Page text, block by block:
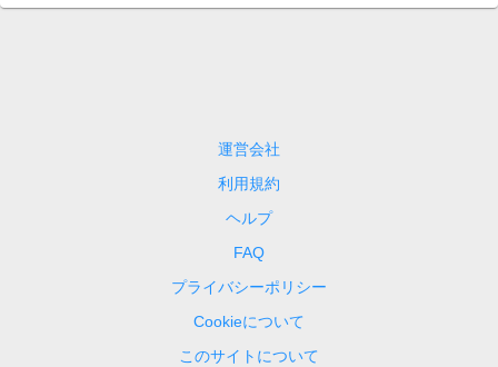
運営会社
利用規約
ヘルプ
FAQ
プライバシーポリシー
Cookieについて
このサイトについて